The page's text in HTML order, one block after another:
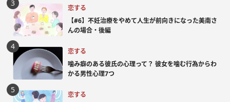
恋する
【#6】不妊治療をやめて人生が前向きになった美南さ
んの場合・後編
恋する
噛み癖のある彼氏の心理って？ 彼女を噛む行為からわ
かる男性心理7つ
恋する